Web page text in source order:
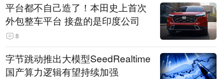
平台都不自己造了！本田史上首次
外包整车平台 接盘的是印度公司
8
字节跳动推出大模型SeedRealtime
国产算力逻辑有望持续加强